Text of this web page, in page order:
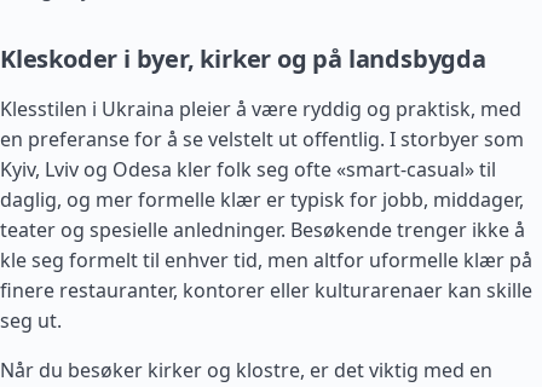
Kleskoder i byer, kirker og på landsbygda
Klesstilen i Ukraina pleier å være ryddig og praktisk, med
en preferanse for å se velstelt ut offentlig. I storbyer som
Kyiv, Lviv og Odesa kler folk seg ofte «smart-casual» til
daglig, og mer formelle klær er typisk for jobb, middager,
teater og spesielle anledninger. Besøkende trenger ikke å
kle seg formelt til enhver tid, men altfor uformelle klær på
finere restauranter, kontorer eller kulturarenaer kan skille
seg ut.
Når du besøker kirker og klostre, er det viktig med en